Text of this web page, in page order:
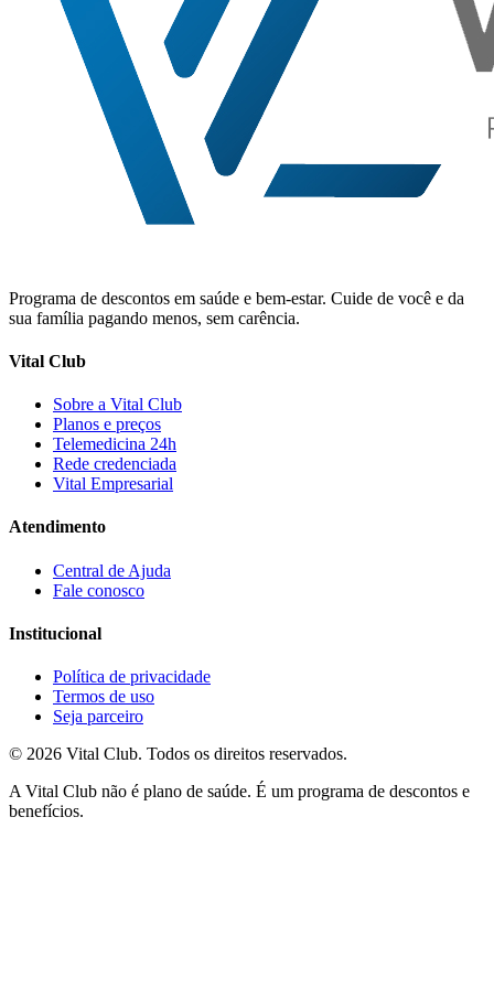
Programa de descontos em saúde e bem-estar. Cuide de você e da
sua família pagando menos, sem carência.
Vital Club
Sobre a Vital Club
Planos e preços
Telemedicina 24h
Rede credenciada
Vital Empresarial
Atendimento
Central de Ajuda
Fale conosco
Institucional
Política de privacidade
Termos de uso
Seja parceiro
© 2026 Vital Club. Todos os direitos reservados.
A Vital Club não é plano de saúde. É um programa de descontos e
benefícios.